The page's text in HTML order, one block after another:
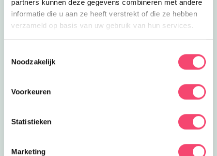
partners kunnen deze gegevens combineren met andere
informatie die u aan ze heeft verstrekt of die ze hebben
verzameld op basis van uw gebruik van hun services.
Noodzakelijk
Voorkeuren
Statistieken
Marketing